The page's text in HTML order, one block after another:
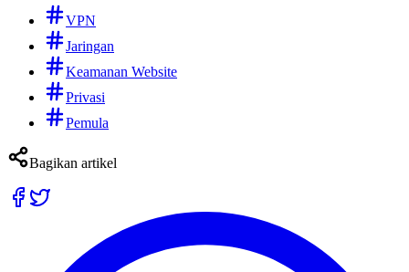
VPN
Jaringan
Keamanan Website
Privasi
Pemula
Bagikan artikel